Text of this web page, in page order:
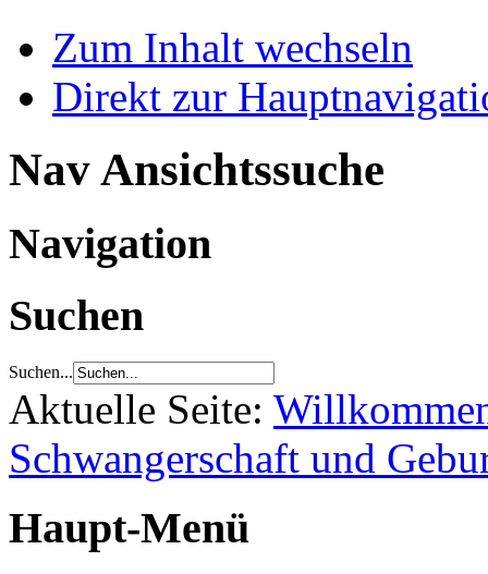
Zum Inhalt wechseln
Direkt zur
Nav Ansichtssuche
Navigation
Suchen
Suchen...
Aktuelle Seite:
Schwangerschaft und
Haupt-Menü